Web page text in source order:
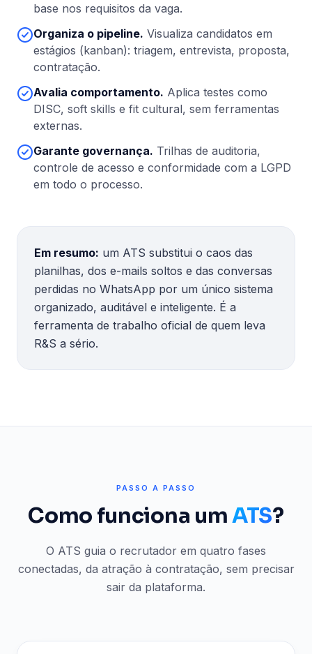
base nos requisitos da vaga.
Organiza o pipeline. Visualiza candidatos em
estágios (kanban): triagem, entrevista, proposta,
contratação.
Avalia comportamento. Aplica testes como
DISC, soft skills e fit cultural, sem ferramentas
externas.
Garante governança. Trilhas de auditoria,
controle de acesso e conformidade com a LGPD
em todo o processo.
Em resumo: um ATS substitui o caos das
planilhas, dos e-mails soltos e das conversas
perdidas no WhatsApp por um único sistema
organizado, auditável e inteligente. É a
ferramenta de trabalho oficial de quem leva
R&S a sério.
PASSO A PASSO
Como funciona umATS?
O ATS guia o recrutador em quatro fases
conectadas, da atração à contratação, sem precisar
sair da plataforma.